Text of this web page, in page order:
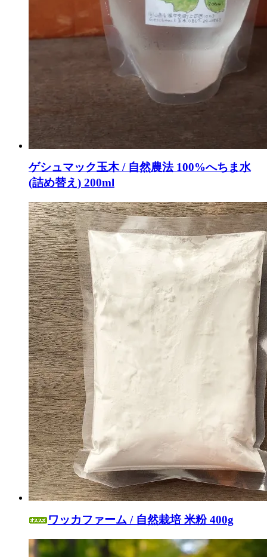
ゲシュマック玉木 / 自然農法 100%へちま水
(詰め替え) 200ml
ワッカファーム / 自然栽培 米粉 400g